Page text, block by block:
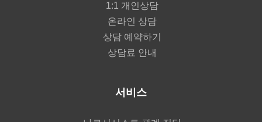
1:1 개인상담
온라인 상담
상담 예약하기
상담료 안내
서비스